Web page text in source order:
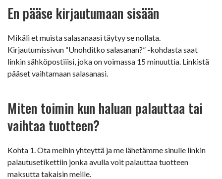
En pääse kirjautumaan sisään
Mikäli et muista salasanaasi täytyy se nollata.
Kirjautumissivun “Unohditko salasanan?” -kohdasta saat
linkin sähköpostiiisi, joka on voimassa 15 minuuttia. Linkistä
pääset vaihtamaan salasanasi.
Miten toimin kun haluan palauttaa tai
vaihtaa tuotteen?
Kohta 1. Ota meihin yhteyttä ja me lähetämme sinulle linkin
palautusetikettiin jonka avulla voit palauttaa tuotteen
maksutta takaisin meille.